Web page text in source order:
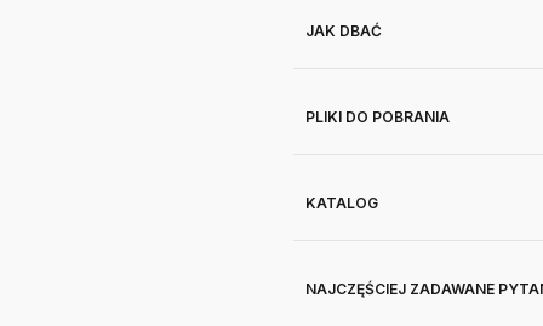
JAK DBAĆ
PLIKI DO POBRANIA
KATALOG
NAJCZĘŚCIEJ ZADAWANE